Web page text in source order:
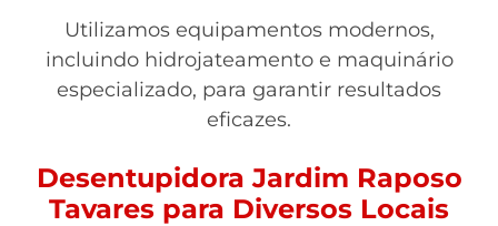
Utilizamos equipamentos modernos,
incluindo hidrojateamento e maquinário
especializado, para garantir resultados
eficazes.
Desentupidora Jardim Raposo
Tavares para Diversos Locais